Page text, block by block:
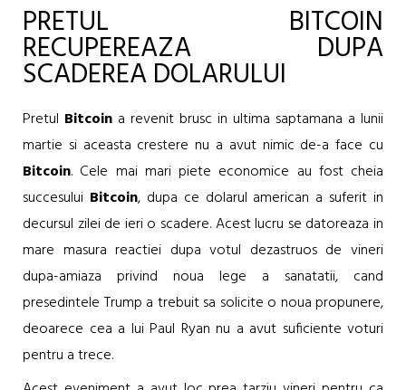
PRETUL BITCOIN
RECUPEREAZA DUPA
SCADEREA DOLARULUI
Pretul Bitcoin a revenit brusc in ultima saptamana a lunii
martie si aceasta crestere nu a avut nimic de-a face cu
Bitcoin. Cele mai mari piete economice au fost cheia
succesului Bitcoin, dupa ce dolarul american a suferit in
decursul zilei de ieri o scadere. Acest lucru se datoreaza in
mare masura reactiei dupa votul dezastruos de vineri
dupa-amiaza privind noua lege a sanatatii, cand
presedintele Trump a trebuit sa solicite o noua propunere,
deoarece cea a lui Paul Ryan nu a avut suficiente voturi
pentru a trece.